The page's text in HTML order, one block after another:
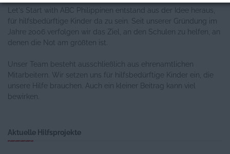
Let's Start with ABC Philippinen entstand aus der Idee heraus,
für hilfsbedürftige Kinder da zu sein. Seit unserer Gründung im
Jahre 2006 verfolgen wir das Ziel, an den Schulen zu helfen, an
denen die Not am größten ist.
Unser Team besteht ausschließlich aus ehrenamtlichen
Mitarbeitern. Wir setzen uns für hilfsbedürftige Kinder ein, die
unsere Hilfe brauchen. Auch ein kleiner Beitrag kann viel
bewirken.
Aktuelle Hilfsprojekte